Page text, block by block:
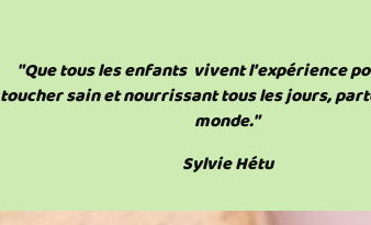
"Que tous les enfants vivent l'expérience
toucher sain et nourrissant tous les jours,
monde."
Sylvie Hétu